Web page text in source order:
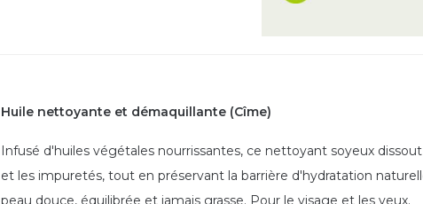
Huile nettoyante et démaquillante (Cîme)
Infusé d'huiles végétales nourrissantes, ce nettoyant soyeux
et les impuretés, tout en préservant la barrière d'hydratation
peau douce, équilibrée et jamais grasse. Pour le visage et les yeux.